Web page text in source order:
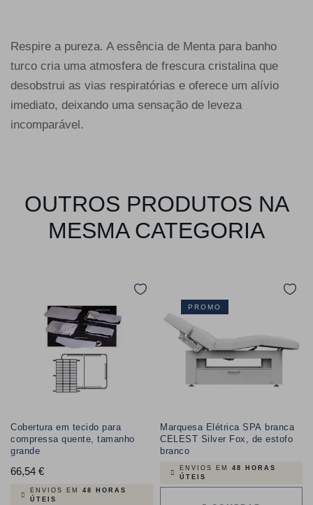
Respire a pureza. A essência de Menta para banho
turco cria uma atmosfera de frescura cristalina que
desobstrui as vias respiratórias e oferece um alívio
imediato, deixando uma sensação de leveza
incomparável.
OUTROS PRODUTOS NA
MESMA CATEGORIA
Cobertura em tecido para
compressa quente, tamanho
grande
66,54 €Preço
ENVIOS EM 48 HORAS
ÚTEIS
PROMO
Marquesa Elétrica SPA branca
CELEST Silver Fox, de estofo
branco
ENVIOS EM 48 HORAS
ÚTEIS